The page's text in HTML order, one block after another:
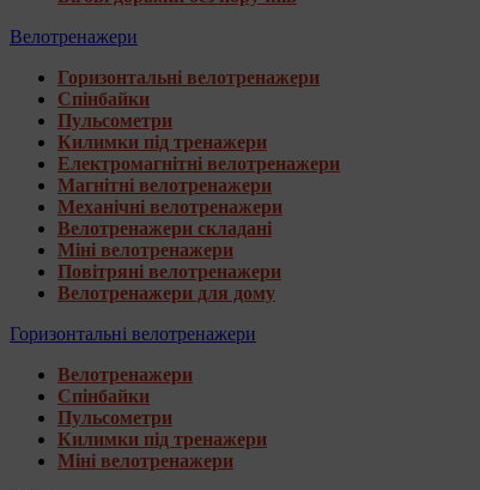
Велотренажери
Горизонтальні велотренажери
Спінбайки
Пульсометри
Килимки під тренажери
Електромагнітні велотренажери
Магнітні велотренажери
Механічні велотренажери
Велотренажери складані
Міні велотренажери
Повітряні велотренажери
Велотренажери для дому
Горизонтальні велотренажери
Велотренажери
Спінбайки
Пульсометри
Килимки під тренажери
Міні велотренажери